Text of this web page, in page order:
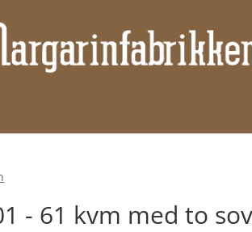
- 61 kvm med to